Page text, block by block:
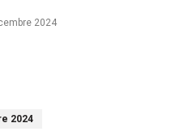
2024
2024